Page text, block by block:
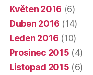
Květen 2016 (6)
Duben 2016 (14)
Leden 2016 (10)
Prosinec 2015 (4)
Listopad 2015 (6)